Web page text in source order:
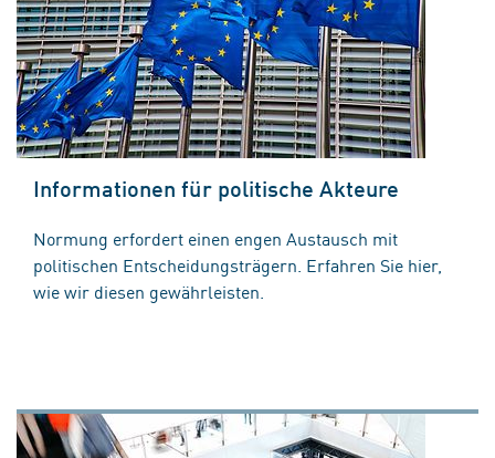
Informationen für politische Akteure
Normung erfordert einen engen Austausch mit
politischen Entscheidungsträgern. Erfahren Sie hier,
wie wir diesen gewährleisten.